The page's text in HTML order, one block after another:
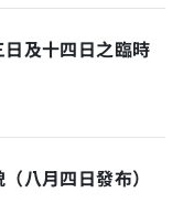
及十四日之臨時
八月四日發布）